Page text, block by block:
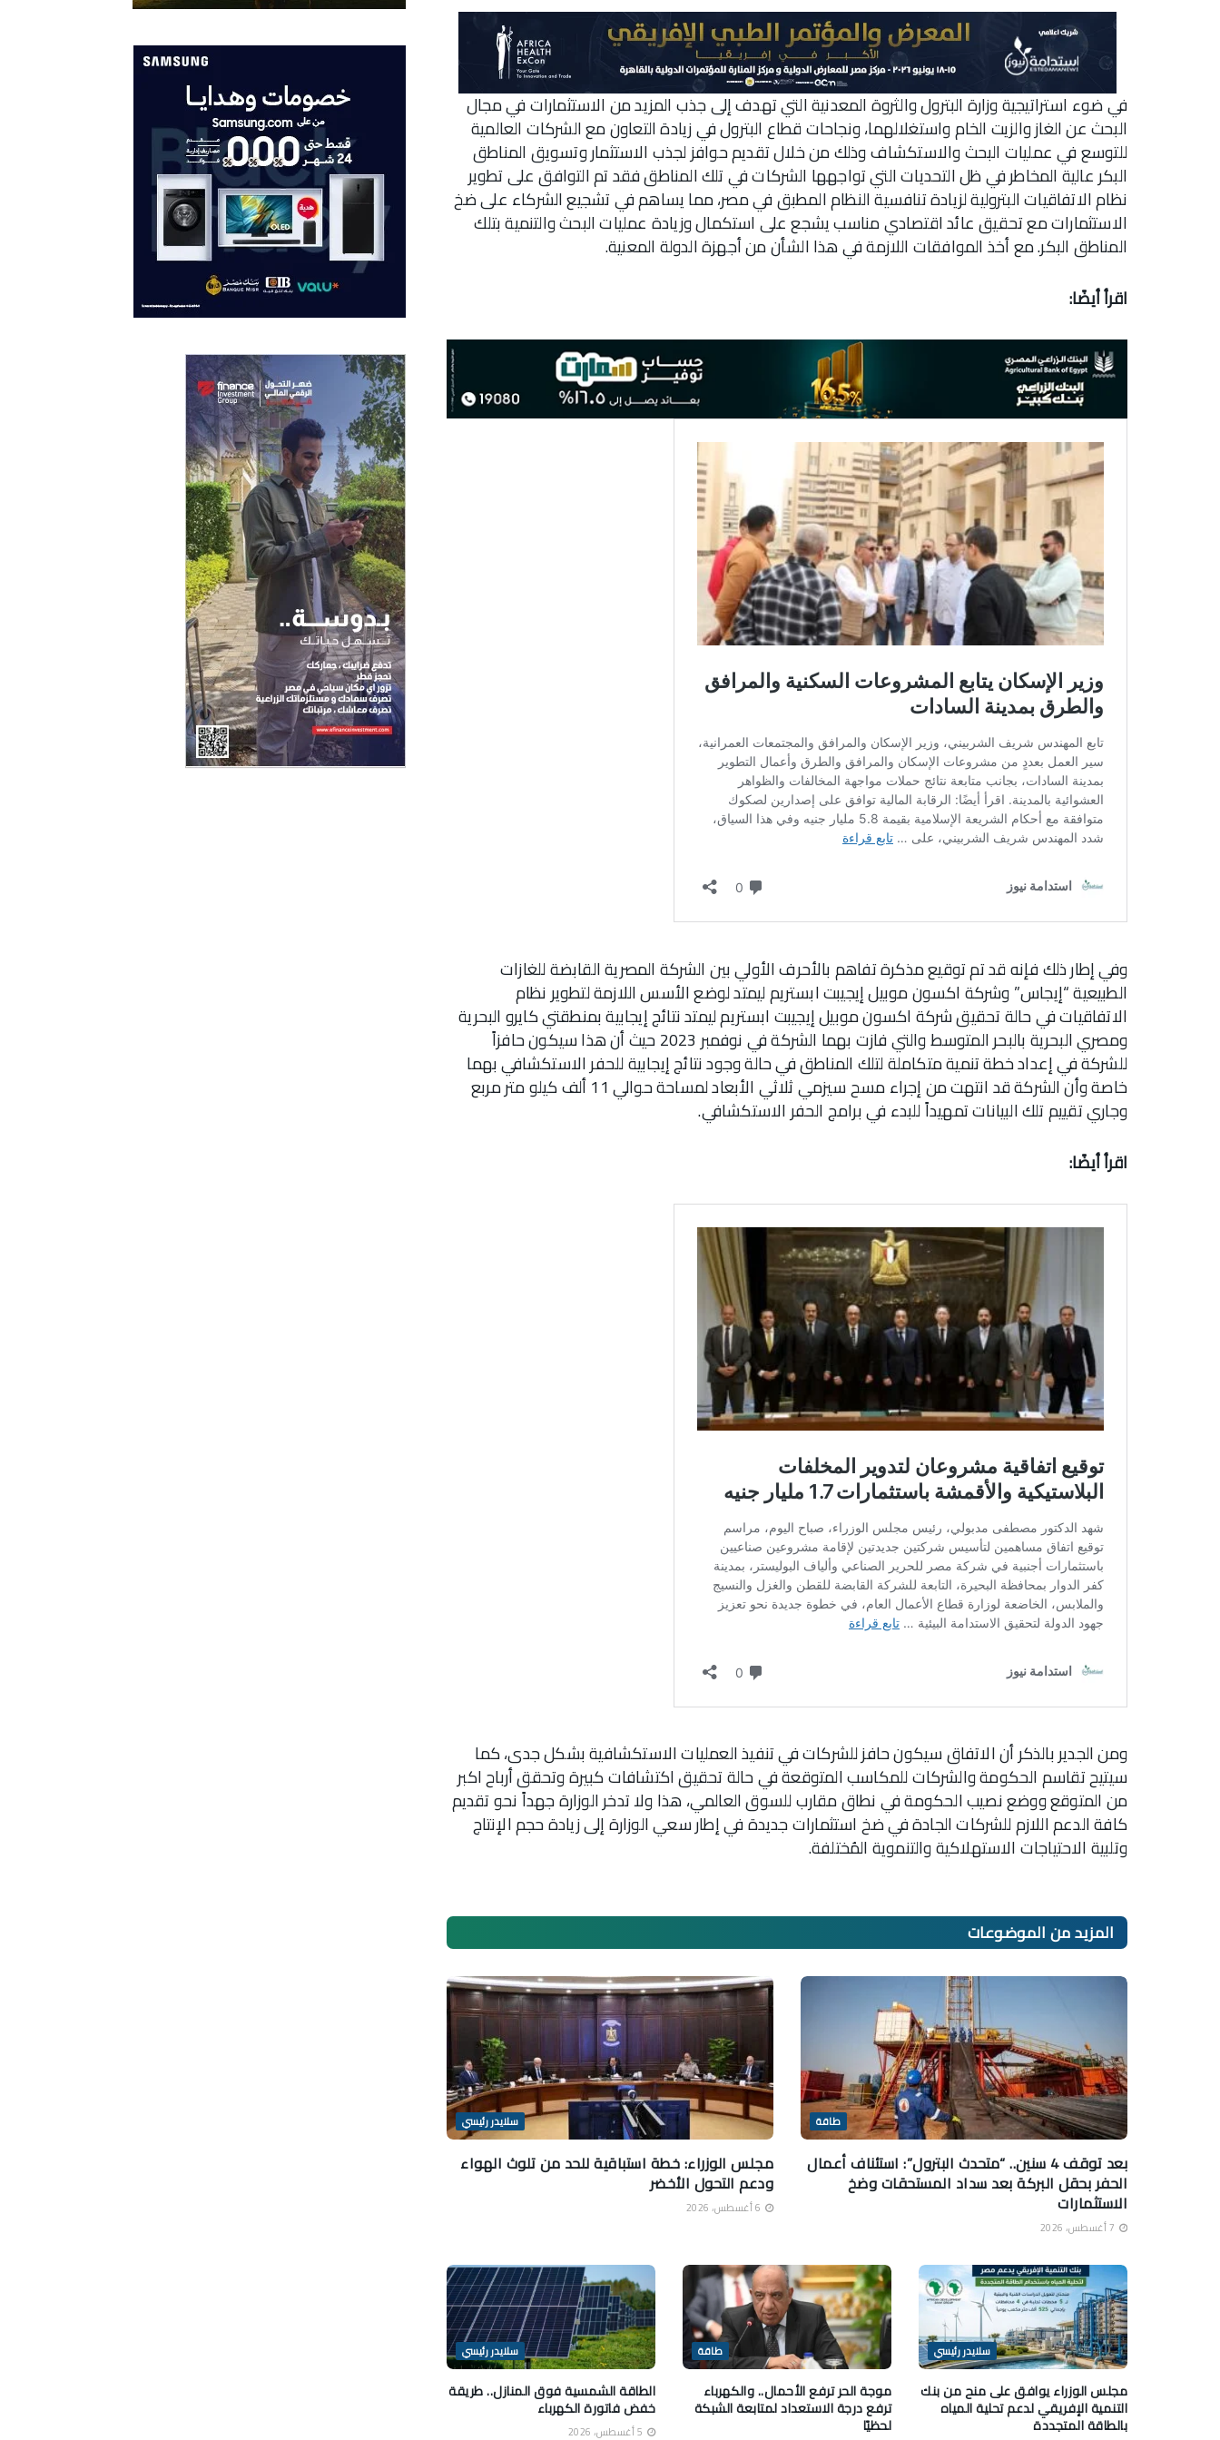
في ضوء استراتيجية وزارة البترول والثروة المعدنية التي تهدف إلى جذب المزيد من الاستثمارات في مجال
البحث عن الغاز والزيت الخام واستغلالهما، ونجاحات قطاع البترول في زيادة التعاون مع الشركات العالمية
للتوسع في عمليات البحث والاستكشاف وذلك من خلال تقديم حوافز لجذب الاستثمار وتسويق المناطق
البكر عالية المخاطر في ظل التحديات التي تواجهها الشركات في تلك المناطق فقد تم التوافق على تطوير
نظام الاتفاقيات البترولية لزيادة تنافسية النظام المطبق في مصر، مما يساهم في تشجيع الشركاء على ضخ
الاستثمارات مع تحقيق عائد اقتصادي مناسب يشجع على استكمال وزيادة عمليات البحث والتنمية بتلك
المناطق البكر. مع أخذ الموافقات اللازمة في هذا الشأن من أجهزة الدولة المعنية.
اقرأ أيضًا:
وفي إطار ذلك فإنه قد تم توقيع مذكرة تفاهم بالأحرف الأولي بين الشركة المصرية القابضة للغازات
الطبيعية “إيجاس” وشركة اكسون موبيل إيجيبت ابستريم ليمتد لوضع الأسس اللازمة لتطوير نظام
الاتفاقيات في حالة تحقيق شركة اكسون موبيل إيجيبت ابستريم ليمتد نتائج إيجابية بمنطقتي كايرو البحرية
ومصري البحرية بالبحر المتوسط والتي فازت بهما الشركة في نوفمبر 2023 حيث أن هذا سيكون حافزاً
للشركة في إعداد خطة تنمية متكاملة لتلك المناطق في حالة وجود نتائج إيجابية للحفر الاستكشافي بهما
خاصة وأن الشركة قد انتهت من إجراء مسح سيزمي ثلاثي الأبعاد لمساحة حوالي 11 ألف كيلو متر مربع
وجاري تقييم تلك البيانات تمهيداً للبدء في برامج الحفر الاستكشافي.
اقرأ أيضًا:
ومن الجدير بالذكر أن الاتفاق سيكون حافز للشركات في تنفيذ العمليات الاستكشافية بشكل جدى، كما
سيتيح تقاسم الحكومة والشركات للمكاسب المتوقعة في حالة تحقيق اكتشافات كبيرة وتحقق أرباح اكبر
من المتوقع ووضع نصيب الحكومة في نطاق مقارب للسوق العالمي، هذا ولا تدخر الوزارة جهداً نحو تقديم
كافة الدعم اللازم للشركات الجادة في ضخ استثمارات جديدة في إطار سعي الوزارة إلى زيادة حجم الإنتاج
وتلبية الاحتياجات الاستهلاكية والتنموية المُختلفة.
المزيد منالموضوعات
طاقة
بعد توقف 4 سنين.. “متحدث البترول”: استئناف أعمال
الحفر بحقل البركة بعد سداد المستحقات وضخ
الاستثمارات
سلايدر رئيسي
مجلس الوزراء: خطة استباقية للحد من تلوث الهواء
ودعم التحول الأخضر
سلايدر رئيسي
مجلس الوزراء يوافق على منح من بنك
التنمية الإفريقي لدعم تحلية المياه
بالطاقة المتجددة
طاقة
موجة الحر ترفع الأحمال.. والكهرباء
ترفع درجة الاستعداد لمتابعة الشبكة
لحظيًا
سلايدر رئيسي
الطاقة الشمسية فوق المنازل.. طريقة
خفض فاتورة الكهرباء